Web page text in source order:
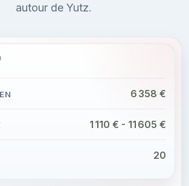
autour de Yutz.
6 358 €
1 110 € - 11 605 €
20